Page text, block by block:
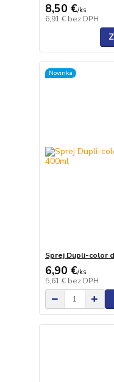
8,50 €/ks
6,91 € bez DPH
Novinka
Sprej Dupli-color
6,90 €/ks
5,61 € bez DPH